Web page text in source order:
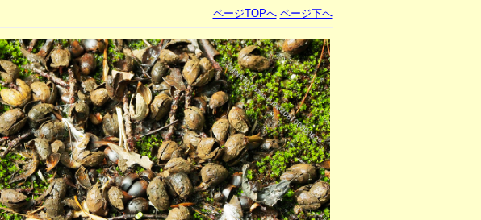
ページTOPへ ページ下へ